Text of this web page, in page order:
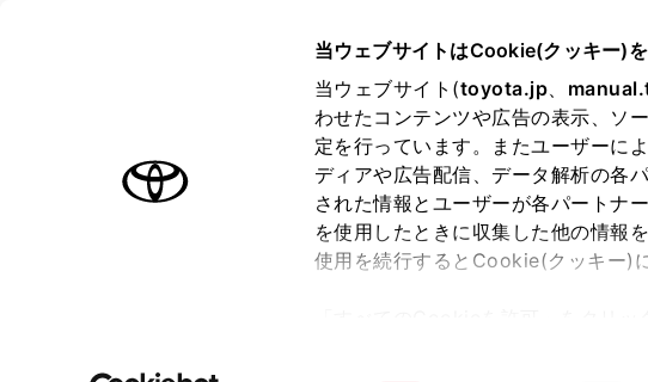
当ウェブサイトはCookie(クッキー)を
当ウェブサイト(toyota.jp、
わせたコンテンツや広告の表示、ソ
定を行っています。またユーザーに
ディアや広告配信、データ解析の各
された情報とユーザーが各パートナ
を使用したときに収集した他の情報
使用を続行するとCookie(クッキー)
オーナーサポート トピックス
ハイランダー